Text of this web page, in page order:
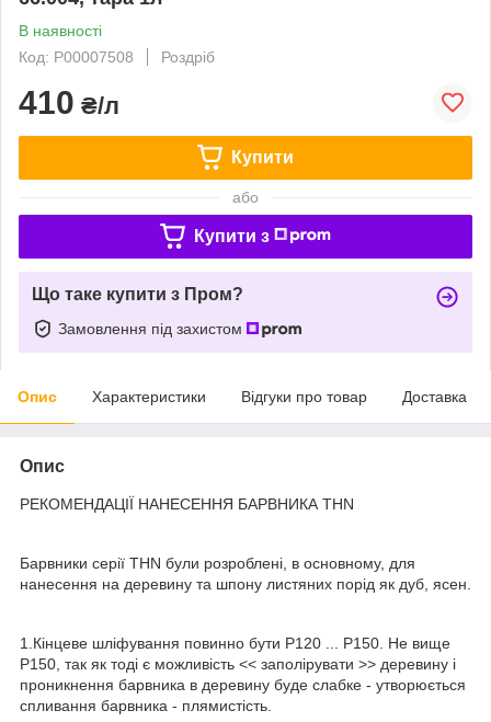
В наявності
Код: Р00007508
Роздріб
410 ₴/л
Купити
або
Купити з
Що таке купити з Пром?
Замовлення під захистом
Опис Характеристики Відгуки про товар Доставка
Опис
РЕКОМЕНДАЦІЇ НАНЕСЕННЯ БАРВНИКА THN
Барвники серії THN були розроблені, в основному, для
нанесення на деревину та шпону листяних порід як дуб, ясен.
1.Кінцеве шліфування повинно бути Р120 ... Р150. Не вище
Р150, так як тоді є можливість << заполірувати >> деревину і
проникнення барвника в деревину буде слабке - утворюється
спливання барвника - плямистість.